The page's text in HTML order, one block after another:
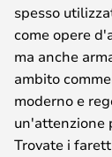
spesso
come opere
ma anche
ambito
moderno e
un'attenzione
Trovate i